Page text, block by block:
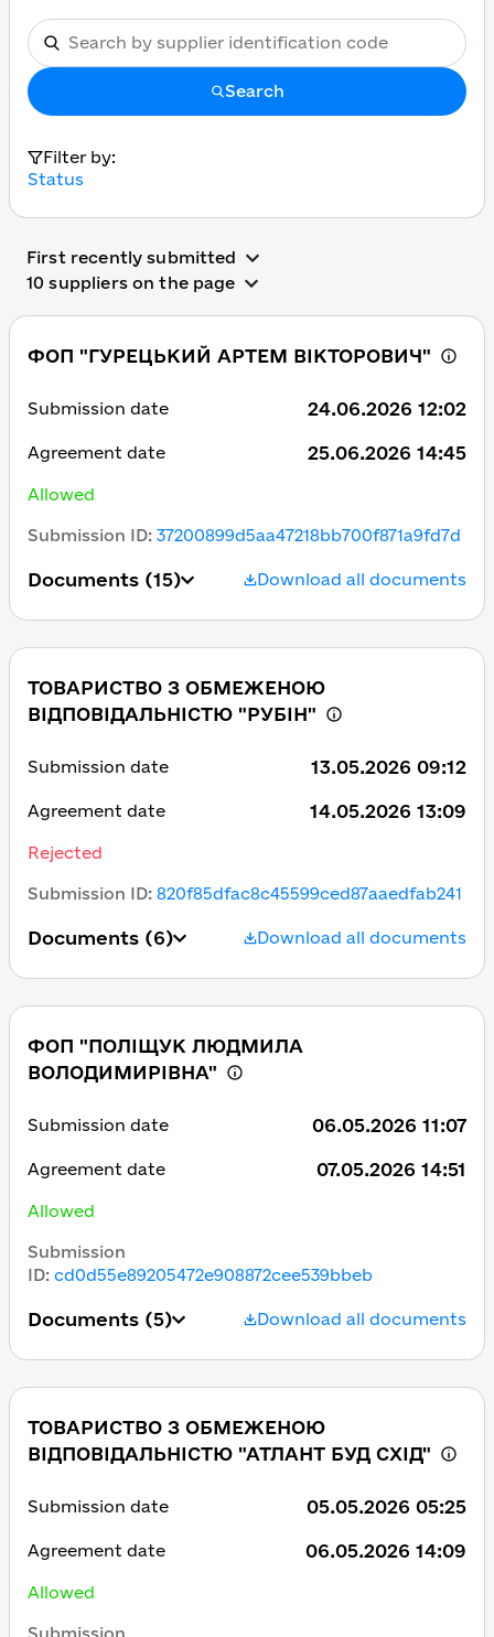
Search
Filter by:
Status
First recently submitted
10 suppliers on the page
ФОП "ГУРЕЦЬКИЙ АРТЕМ ВІКТОРОВИЧ"
Submission date 24.06.2026 12:02
Agreement date 25.06.2026 14:45
Allowed
Submission ID: 37200899d5aa47218bb700f871a9fd7d
Documents (15) Download all documents
ТОВАРИСТВО З ОБМЕЖЕНОЮ
ВІДПОВІДАЛЬНІСТЮ "РУБІН"
Submission date 13.05.2026 09:12
Agreement date 14.05.2026 13:09
Rejected
Submission ID: 820f85dfac8c45599ced87aaedfab241
Documents (6) Download all documents
ФОП "ПОЛІЩУК ЛЮДМИЛА
ВОЛОДИМИРІВНА"
Submission date 06.05.2026 11:07
Agreement date 07.05.2026 14:51
Allowed
Submission
ID: cd0d55e89205472e908872cee539bbeb
Documents (5) Download all documents
ТОВАРИСТВО З ОБМЕЖЕНОЮ
ВІДПОВІДАЛЬНІСТЮ "АТЛАНТ БУД СХІД"
Submission date 05.05.2026 05:25
Agreement date 06.05.2026 14:09
Allowed
Submission